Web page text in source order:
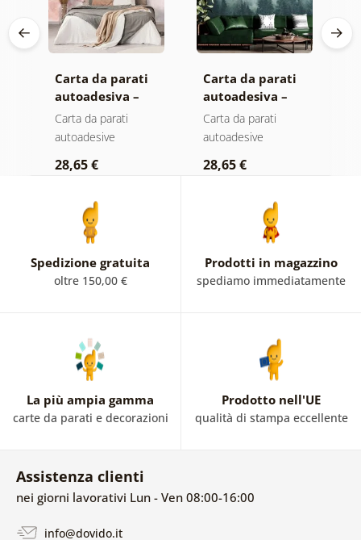
Carta da parati
autoadesiva –
Foglie con
sfumatura
Carta da parati
autoadesive
28,65 €
Carta da parati
autoadesiva –
Foresta nella
nebbia
Carta da parati
autoadesive
28,65 €
Spedizione gratuita
oltre 150,00 €
Prodotti in magazzino
spediamo immediatamente
La più ampia gamma
carte da parati e decorazioni
Prodotto nell'UE
qualità di stampa eccellente
Assistenza clienti
nei giorni lavorativi Lun - Ven 08:00-16:00
info@dovido.it